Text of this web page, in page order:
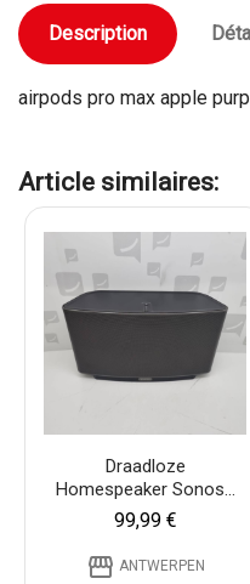
Description
airpods pro max apple
Article similaires:
Draadloze
Homespeaker Sonos...
99,99 €
storefront ANTWERPEN